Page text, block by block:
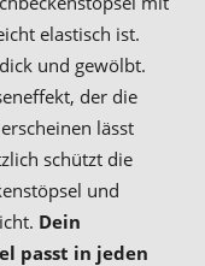
elastisch ist.
und gewölbt.
der die
lässt
schützt die
und
Dein
passt in jeden